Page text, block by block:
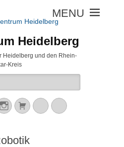
Heidelberg
Heidelberg und den Rhein-
Kreis
InstagramWarenkorb
CloudPeertube